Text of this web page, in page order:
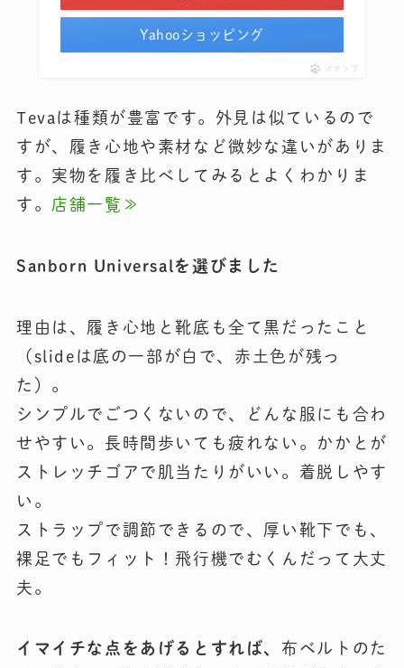
Yahooショッピング
ポチップ
Tevaは種類が豊富です。外見は似ているので
すが、履き心地や素材など微妙な違いがありま
す。実物を履き比べしてみるとよくわかりま
す。 店舗一覧≫
Sanborn Universalを選びました
理由は、履き心地と靴底も全て黒だったこと
（slideは底の一部が白で、赤土色が残っ
た）。
シンプルでごつくないので、どんな服にも合わ
せやすい。長時間歩いても疲れない。かかとが
ストレッチゴアで肌当たりがいい。着脱しやす
い。
ストラップで調節できるので、厚い靴下でも、
裸足でもフィット！飛行機でむくんだって大丈
夫。
イマイチな点をあげるとすれば、 布ベルトのた